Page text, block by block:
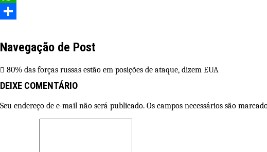
WhatsApp
Navegação de Post
80% das forças russas estão em posições de ataque, dizem EUA
DEIXE COMENTÁRIO
Seu endereço de e-mail não será publicado. Os campos necessários são